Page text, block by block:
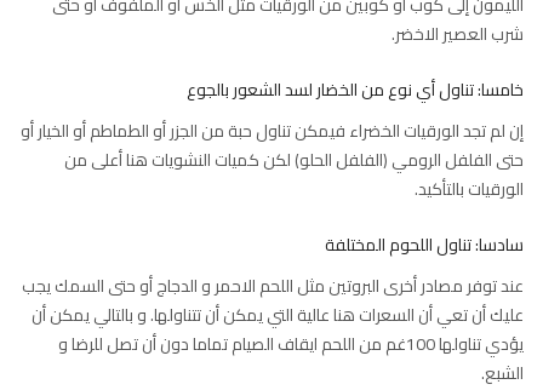
شرب العصير الاخضر.
خامسا: تناول أي نوع من الخضار لسد الشعور بالجوع
إن لم تجد الورقيات الخضراء فيمكن تناول حبة من الجزر أو الطماطم أو الخيار أو
حتى الفلفل الرومي (الفلفل الحلو) لكن كميات النشويات هنا أعلى من
الورقيات بالتأكيد.
سادسا: تناول اللحوم المختلفة
عند توفر مصادر أخرى البروتين مثل اللحم الاحمر و الدجاج أو حتى السمك يجب
عليك أن تعي أن السعرات هنا عالية التي يمكن أن تتناولها. و بالتالي يمكن أن
يؤدي تناولها 100غم من اللحم ايقاف الصيام تماما دون أن تصل للرضا و
الشبع.